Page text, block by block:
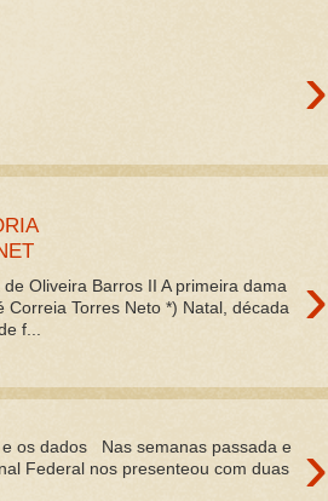
›
›
Oliveira Barros II A primeira dama
Correia Torres Neto *) Natal, década
f...
›
os dados Nas semanas passada e
Federal nos presenteou com duas